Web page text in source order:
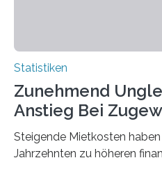
Statistiken
Zunehmend
Anstieg Bei
Steigende Mietkosten
Jahrzehnten zu höheren